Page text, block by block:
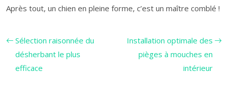
Après tout, un chien en pleine forme, c’est un maître comblé !
Sélection raisonnée du
désherbant le plus
efficace
Installation optimale des
pièges à mouches en
intérieur